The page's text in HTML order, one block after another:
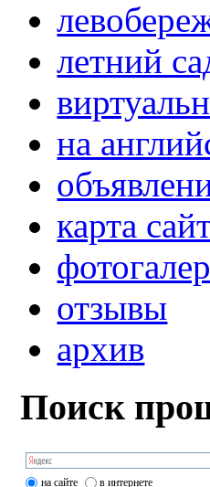
летний
на
карта
отзывы
архив
Поиск
на сайте в интернете